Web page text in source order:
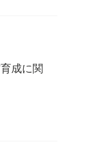
成に関